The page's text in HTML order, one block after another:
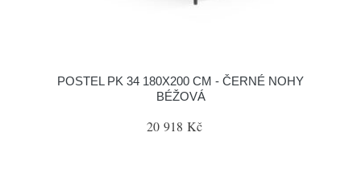
POSTEL PK 34 180X200 CM - ČERNÉ NOHY
BÉŽOVÁ
20 918 Kč